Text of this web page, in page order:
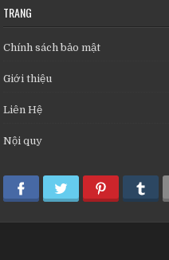
TRANG
Chính sách bảo mật
Giới thiệu
Liên Hệ
Nội quy